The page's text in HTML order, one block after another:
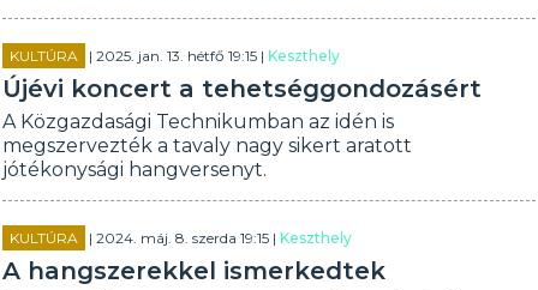
KULTÚRA | 2025. jan. 13. hétfő 19:15 |Keszthely
Újévi koncert a tehetséggondozásért
A Közgazdasági Technikumban az idén is
megszervezték a tavaly nagy sikert aratott
jótékonysági hangversenyt.
KULTÚRA | 2024. máj. 8. szerda 19:15 |Keszthely
A hangszerekkel ismerkedtek